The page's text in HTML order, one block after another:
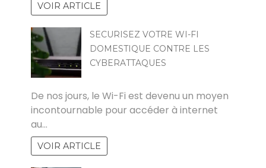
VOIR ARTICLE
SECURISEZ VOTRE WI-FI
DOMESTIQUE CONTRE LES
CYBERATTAQUES
De nos jours, le Wi-Fi est devenu un moyen
incontournable pour accéder à internet
au…
VOIR ARTICLE